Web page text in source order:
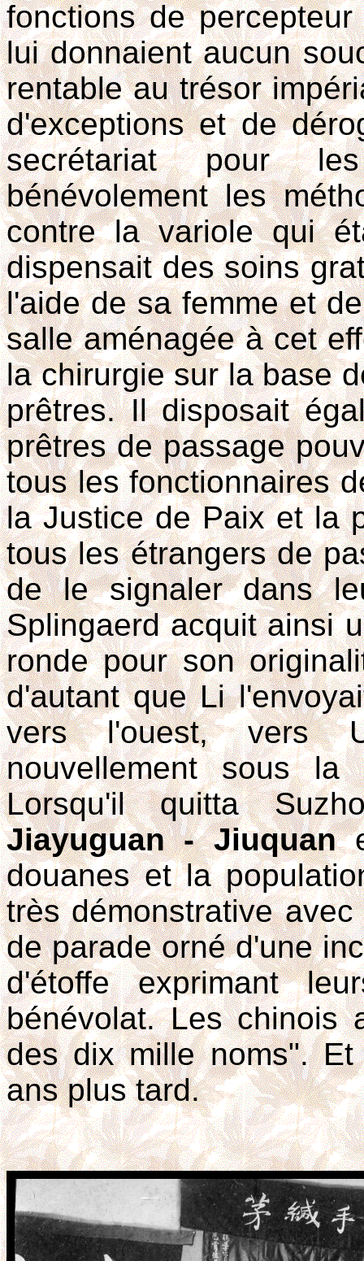
fonctions de
lui donnaient aucun
rentable au trésor
d'exceptions et de
secrétariat pour
bénévolement les
contre la variole qui
dispensait des soins
l'aide de sa femme et
salle aménagée à cet
la chirurgie sur la base
prêtres. Il disposait
prêtres de passage
tous les fonctionnaires
la Justice de Paix et la
tous les étrangers de
de le signaler dans
Splingaerd acquit ainsi
ronde pour son
d'autant que Li
vers l'ouest, vers
nouvellement sous
Lorsqu'il quitta
Jiayuguan - Jiuquan
douanes et la
très démonstrative
de parade orné d'une
d'étoffe exprimant
bénévolat. Les chinois
des dix mille noms".
ans plus tard.